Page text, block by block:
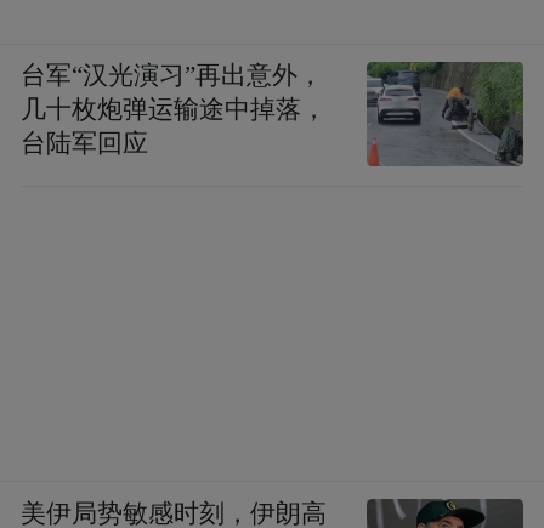
台军“汉光演习”再出意外，
几十枚炮弹运输途中掉落，
台陆军回应
美伊局势敏感时刻，伊朗高